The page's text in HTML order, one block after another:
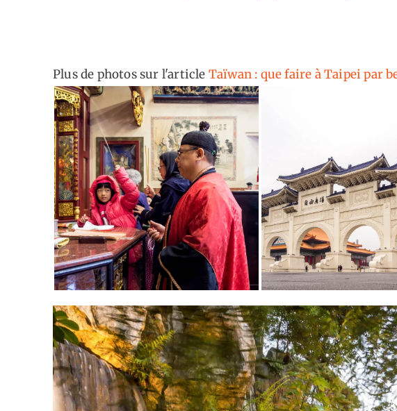
Plus de photos sur l'article Taïwan : que faire à Taipei par